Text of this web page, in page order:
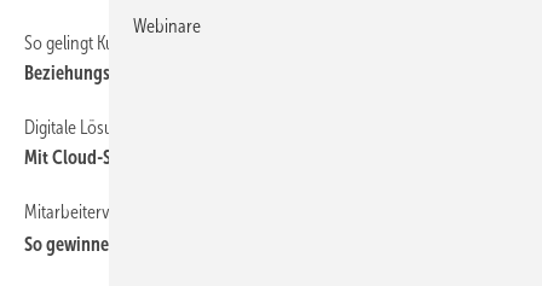
So gelingt Kundenpflege digital im Handwerk
Beziehungsstatus: unkompliziert!
Digitale Lösungen bewerten, ohne IT-Spezialist zu sein
Mit Cloud-Services sind Daten überall verfügbar
Mitarbeiterveranstaltungen für die Personalgewinnung nutzen
So gewinnen Handwerksbetriebe qualifizierte Bewerber
Webinare